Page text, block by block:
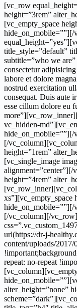
[vc_row
height=”3rem”
[vc_empty_space
title_style=”default”
subtitle=”who we
consectetur
labore et dolore
nostrud exercitation
consequat. Duis aute
esse cillum dolore eu
vc_hidden-
[/
height=”1rem”
[vc_single_image
height=”4rem”
xs”][vc_empty_space
[/vc_column][/
url(https://dr-j-
content/uploads/
repeat: no-repeat
alter_height=”none”